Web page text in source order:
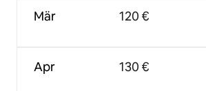
Mär
Apr
120 €
130 €